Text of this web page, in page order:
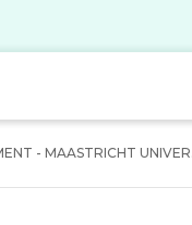
- MAASTRICHT